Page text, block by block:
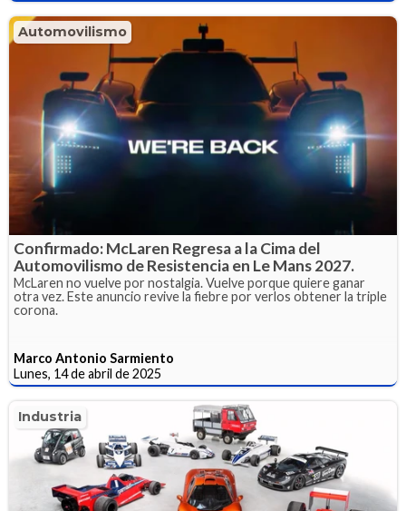
Automovilismo
Confirmado: McLaren Regresa a la Cima del
Automovilismo de Resistencia en Le Mans 2027.
McLaren no vuelve por nostalgia. Vuelve porque quiere ganar
otra vez. Este anuncio revive la fiebre por verlos obtener la triple
corona.
Marco Antonio Sarmiento
Lunes, 14 de abril de 2025
Industria